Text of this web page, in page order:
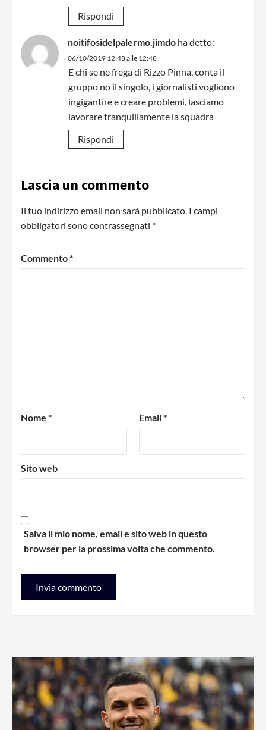
Rispondi
noitifosidelpalermo.jimdo ha detto:
06/10/2019 12:48 alle 12:48
E chi se ne frega di Rizzo Pinna, conta il
gruppo no il singolo, i giornalisti vogliono
ingigantire e creare problemi, lasciamo
lavorare tranquillamente la squadra
Rispondi
Lascia un commento
Il tuo indirizzo email non sarà pubblicato. I campi
obbligatori sono contrassegnati *
Commento*
Nome * Email*
Sito web
Salva il mio nome, email e sito web in questo
browser per la prossima volta che commento.